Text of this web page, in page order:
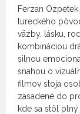
Ferzan Ozpetek
tureckého
väzby, lásku,
kombináciou
silnou
snahou o
filmov stoja
zasadené do
kde sa stôl plný